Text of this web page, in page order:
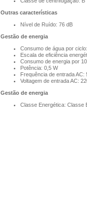
Outras características
Nível de Ruído: 76 dB
Gestão de energia
Consumo de água por
Escala de eficiência
Consumo de energia por
Potência: 0,5 W
Frequência de entrada AC:
Voltagem de entrada AC:
Gestão de energia
Classe Energética: Classe